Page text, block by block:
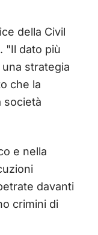
della Civil
"Il dato più
strategia
che la
società
e nella
davanti
crimini di